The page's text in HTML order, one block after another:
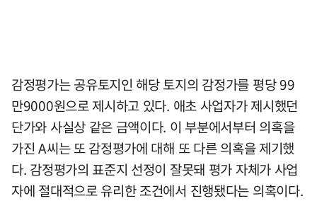
감정평가는 공유토지인 해당 토지의 감정가를 평당 99
만9000원으로 제시하고 있다. 애초 사업자가 제시했던
단가와 사실상 같은 금액이다. 이 부분에서부터 의혹을
가진 A씨는 또 감정평가에 대해 또 다른 의혹을 제기했
다. 감정평가의 표준지 선정이 잘못돼 평가 자체가 사업
자에 절대적으로 유리한 조건에서 진행됐다는 의혹이다.